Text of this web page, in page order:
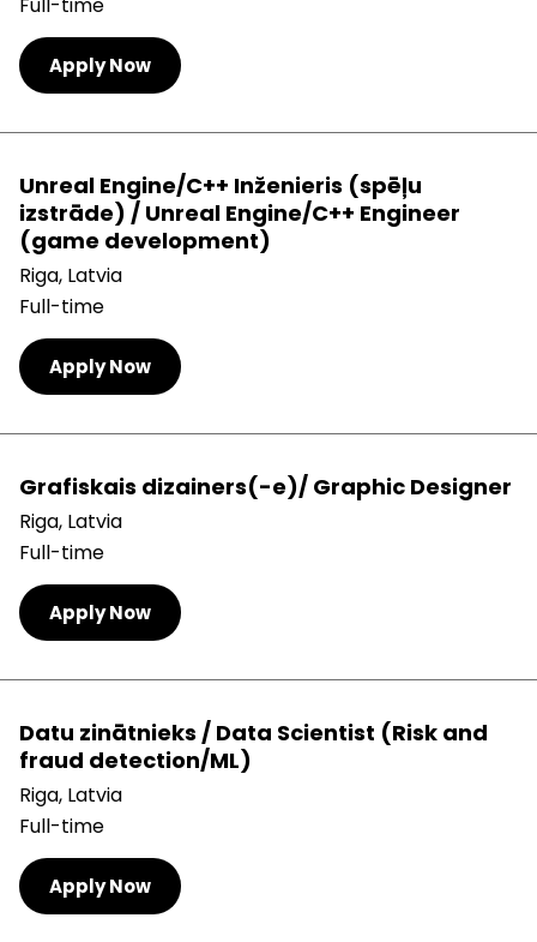
Apply Now
Unreal Engine/C++ Inženieris (spēļu
izstrāde) / Unreal Engine/C++ Engineer
(game development)
Riga, Latvia
Full-time
Apply Now
Grafiskais dizainers(-e)/ Graphic Designer
Riga, Latvia
Full-time
Apply Now
Datu zinātnieks / Data Scientist (Risk and
fraud detection/ML)
Riga, Latvia
Full-time
Apply Now